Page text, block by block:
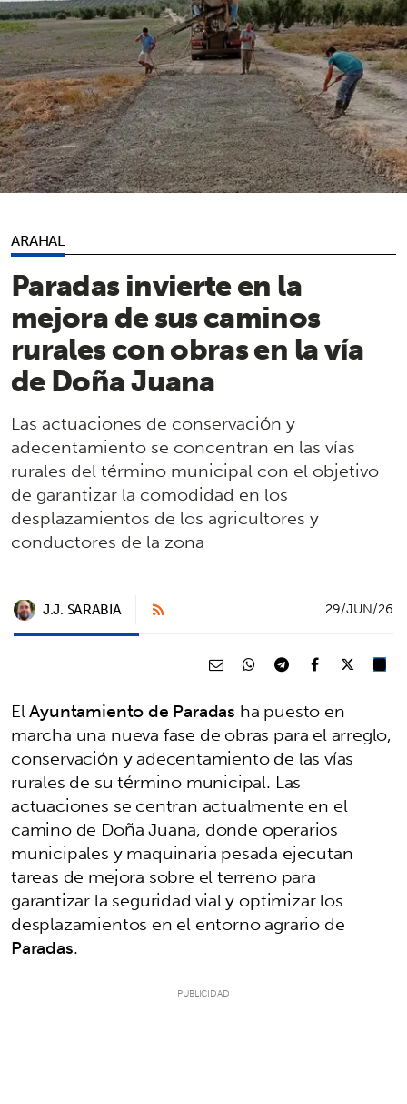
ARAHAL
Paradas invierte en la
mejora de sus caminos
rurales con obras en la vía
de Doña Juana
Las actuaciones de conservación y
adecentamiento se concentran en las vías
rurales del término municipal con el objetivo
de garantizar la comodidad en los
desplazamientos de los agricultores y
conductores de la zona
J.J. SARABIA 29/JUN/26
ElAyuntamiento de Paradas ha puesto en
marcha una nueva fase de obras para el arreglo,
conservación y adecentamiento de las vías
rurales de su término municipal. Las
actuaciones se centran actualmente en el
camino de Doña Juana, donde operarios
municipales y maquinaria pesada ejecutan
tareas de mejora sobre el terreno para
garantizar la seguridad vial y optimizar los
desplazamientos en el entorno agrario de
Paradas.